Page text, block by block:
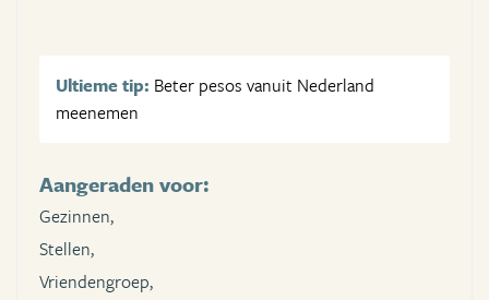
Ultieme tip: Beter pesos vanuit Nederland
meenemen
Aangeraden voor:
Gezinnen,
Stellen,
Vriendengroep,